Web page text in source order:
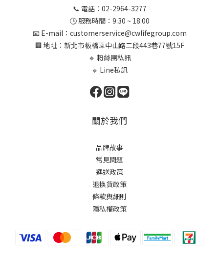
📞 電話：02-2964-3277
🕒 服務時間：9:30 ~ 18:00
📧 E-mail：customerservice@cwlifegroup.com
🏢 地址：新北市板橋區中山路二段443巷77號15F
🔹 粉絲團私訊
🔹 Line私訊
關於我們
品牌故事
常見問題
運送政策
退換貨政策
條款與細則
隱私權政策